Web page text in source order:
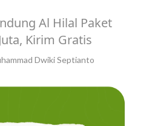
Al Hilal Paket
Kirim Gratis
Dwiki Septianto